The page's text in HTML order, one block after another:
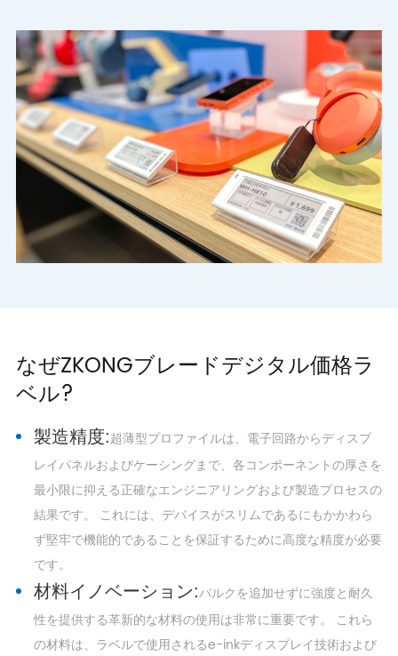
なぜZKONGブレードデジタル価格ラ
ベル?
製造精度:超薄型プロファイルは、電子回路からディスプ
レイパネルおよびケーシングまで、各コンポーネントの厚さを
最小限に抑える正確なエンジニアリングおよび製造プロセスの
結果です。 これには、デバイスがスリムであるにもかかわら
ず堅牢で機能的であることを保証するために高度な精度が必要
です。
材料イノベーション:バルクを追加せずに強度と耐久
性を提供する革新的な材料の使用は非常に重要です。 これら
の材料は、ラベルで使用されるe-inkディスプレイ技術および